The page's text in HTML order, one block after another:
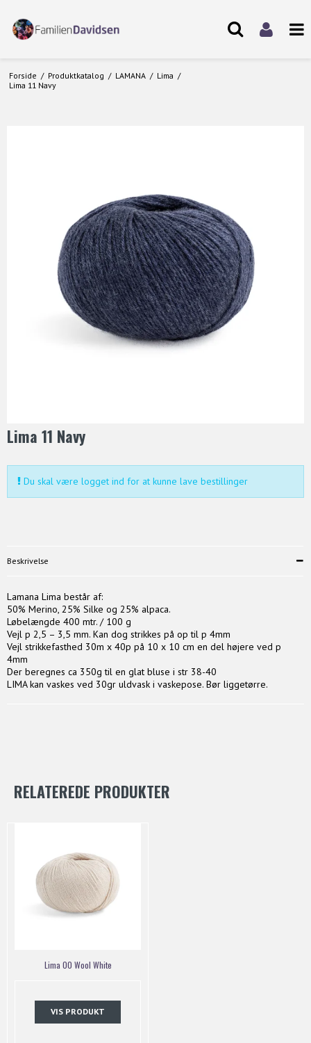
Forside / Produktkatalog / LAMANA / Lima /
Lima 11 Navy
Lima 11 Navy
Du skal være logget ind for at kunne lave bestillinger
Beskrivelse
Lamana Lima består af:
50% Merino, 25% Silke og 25% alpaca.
Løbelængde 400 mtr. / 100 g
Vejl p 2,5 – 3,5 mm. Kan dog strikkes på op til p 4mm
Vejl strikkefasthed 30m x 40p på 10 x 10 cm en del højere ved p
4mm
Der beregnes ca 350g til en glat bluse i str 38-40
LIMA kan vaskes ved 30gr uldvask i vaskepose. Bør liggetørre.
RELATEREDE PRODUKTER
Lima 00 Wool White
VIS PRODUKT